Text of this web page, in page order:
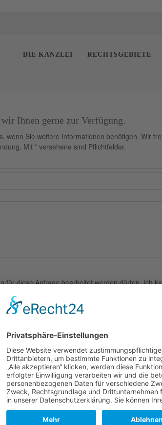
DIE KANZLEI RECHTSGEBIETE
Ihnen gerne zur Verfügung.
wenn Sie weitere Informationen benötigen. Wir
Mit * versehene sind Pflichtfelder.
für diese Anfrage bearbeitet werden dürfen. Ich